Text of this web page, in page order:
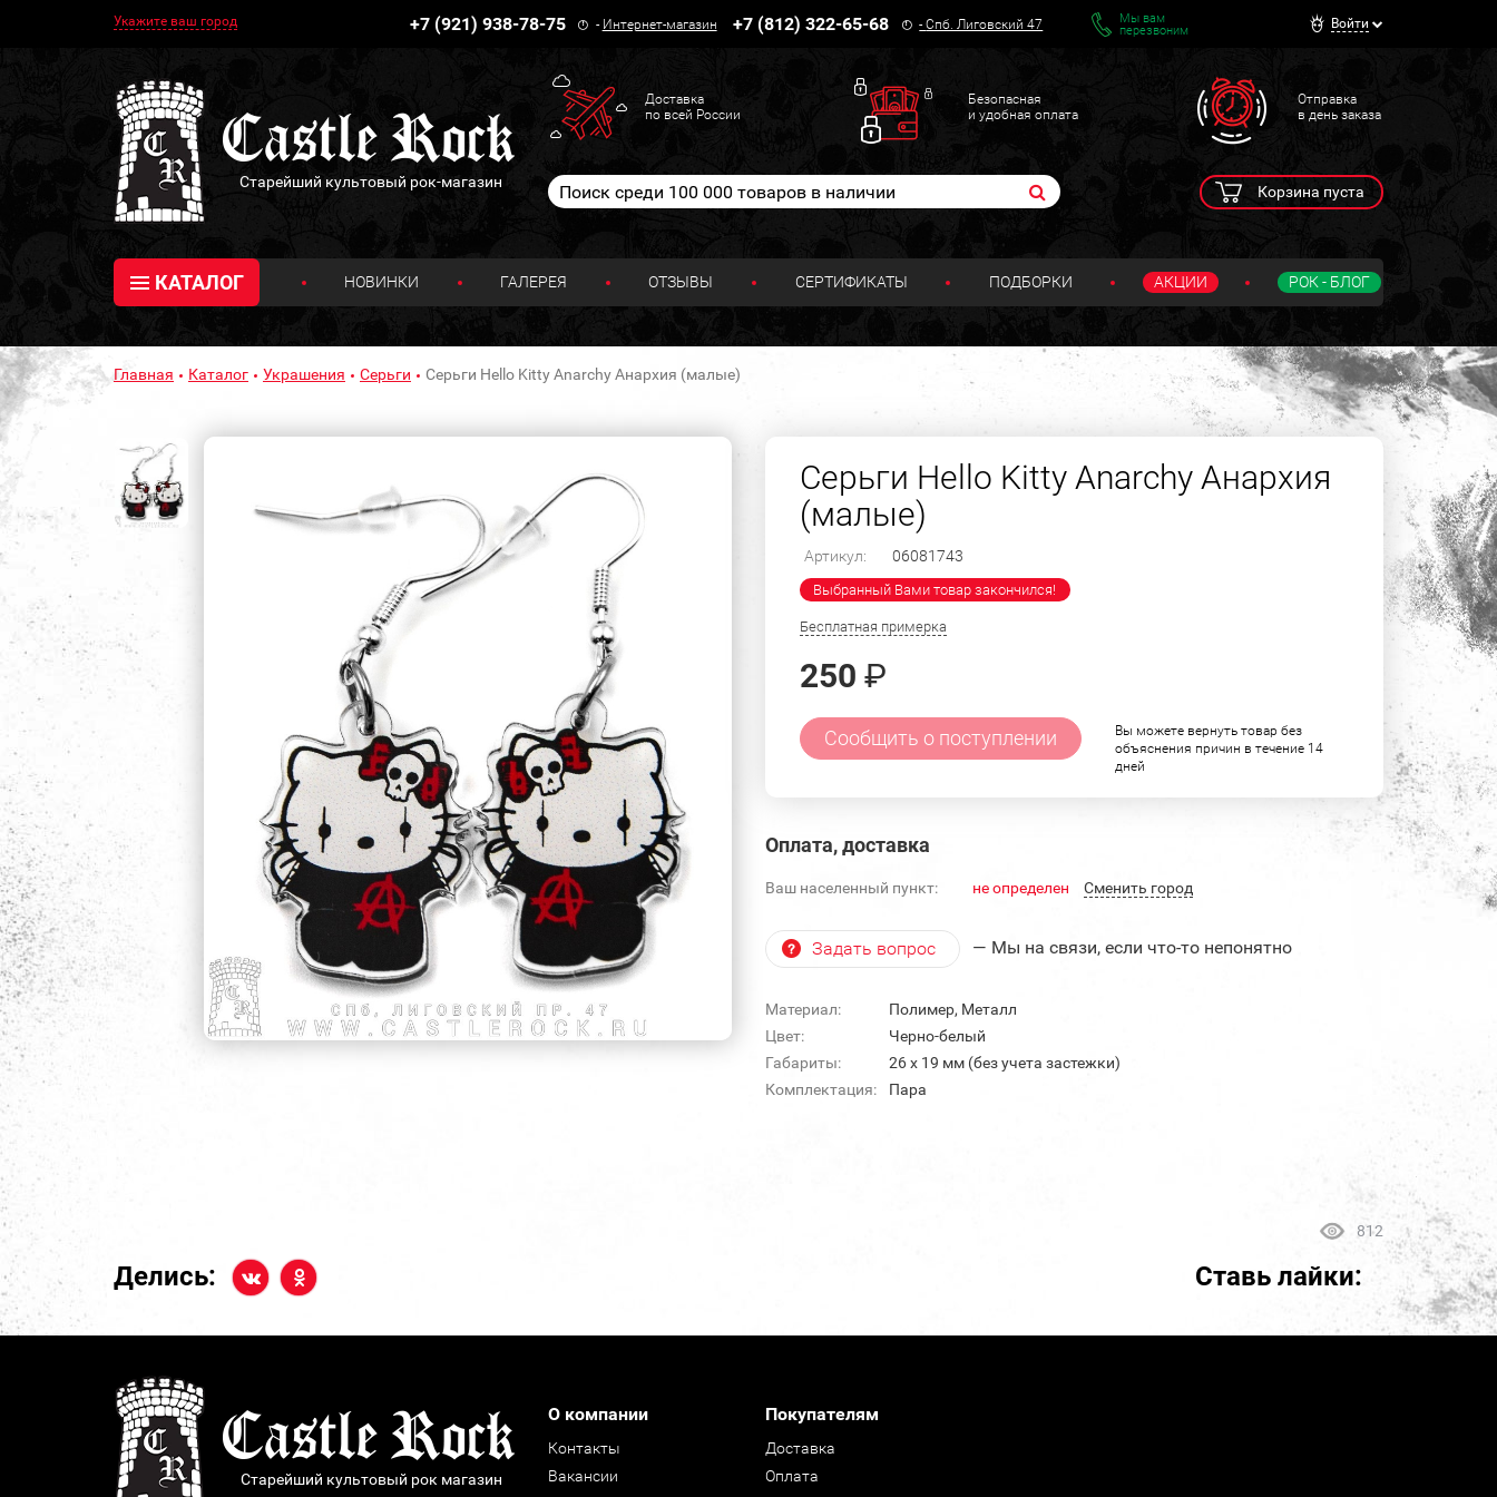
Укажите ваш город +7 (921) 938-78-75 - Интернет-магазин +7 (812) 322-65-68 -Спб. Лиговский 47
Мы вам
перезвоним
Войти
Старейший культовый рок-магазин
Доставка
по всей России
Безопасная
и удобная оплата
Отправка
в день заказа
Корзина пуста
КАТАЛОГ НОВИНКИ ГАЛЕРЕЯ ОТЗЫВЫ СЕРТИФИКАТЫ ПОДБОРКИ АКЦИИ РОК - БЛОГ
Главная Каталог Украшения Серьги Серьги Hello Kitty Anarchy Анархия (малые)
Серьги Hello Kitty Anarchy Анархия
(малые)
Артикул: 06081743
Выбранный Вами товар закончился!
Бесплатная примерка
250 ₽
Сообщить о поступлении
Вы можете вернуть товар без
объяснения причин в течение 14
дней
Оплата, доставка
Ваш населенный пункт: не определен Cменить город
Задать вопрос — Мы на связи, если что-то непонятно
Материал:
Полимер, Металл
Цвет:
Черно-белый
Габариты:
26 х 19 мм (без учета застежки)
Комплектация:
Пара
812
Делись: Ставь лайки:
Старейший культовый рок магазин
О компании
Контакты
Вакансии
Покупателям
Доставка
Оплата